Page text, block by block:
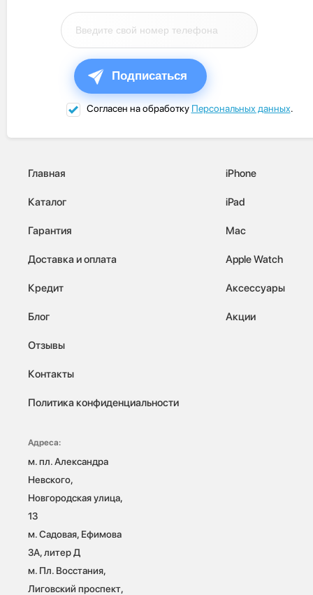
Подписаться
Согласен на обработку Персональных данных.
Главная
Каталог
Гарантия
Доставка и оплата
Кредит
Блог
Отзывы
Контакты
Политика конфиденциальности
iPhone
iPad
Mac
Apple Watch
Аксессуары
Акции
Адреса:
м. пл. Александра
Невского,
Новгородская улица,
13
м. Садовая, Ефимова
3А, литер Д
м. Пл. Восстания,
Лиговский проспект,